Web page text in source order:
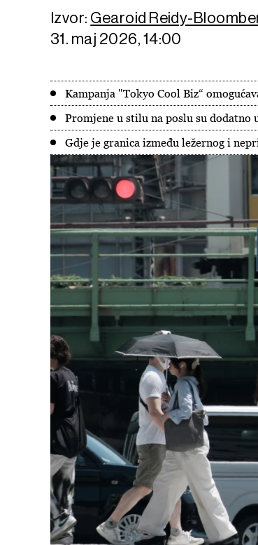
Izvor: Gearoid Reidy-
31. maj 2026, 14:00
Kampanja "Tokyo Cool Biz“
Promjene u stilu na poslu su
Gdje je granica između ležernog i